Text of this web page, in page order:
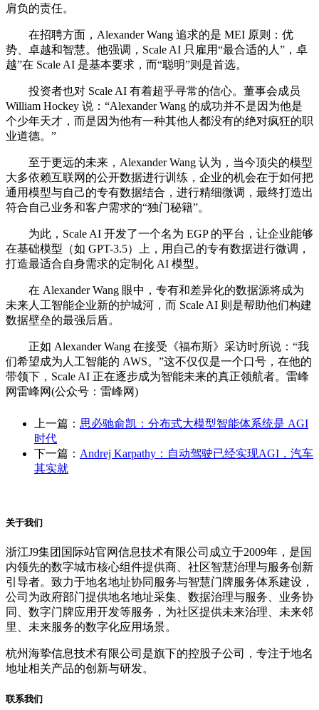
肩负的责任。
在招聘方面，Alexander Wang 追求的是 MEI 原则：优
势、卓越和智慧。他强调，Scale AI 只雇用“最合适的人”，卓
越”在 Scale AI 是基本要求，而“聪明”则是首选。
投资者也对 Scale AI 有着超乎寻常的信心。董事会成员
William Hockey 说：“Alexander Wang 的成功并不是因为他是
个少年天才，而是因为他有一种其他人都没有的绝对疯狂的职
业道德。”
至于更远的未来，Alexander Wang 认为，当今顶尖的模型
大多依赖互联网的公开数据进行训练，企业的机会在于如何把
通用模型与自己的专有数据结合，进行精细微调，最终打造出
符合自己业务和客户需求的“独门秘籍”。
为此，Scale AI 开发了一个名为 EGP 的平台，让企业能够
在基础模型（如 GPT-3.5）上，用自己的专有数据进行微调，
打造最适合自身需求的定制化 AI 模型。
在 Alexander Wang 眼中，专有和差异化的数据源将成为
未来人工智能企业新的护城河，而 Scale AI 则是帮助他们构建
数据壁垒的最强后盾。
正如 Alexander Wang 在接受《福布斯》采访时所说：“我
们希望成为人工智能的 AWS。”这不仅仅是一个口号，在他的
带领下，Scale AI 正在逐步成为智能未来的真正领航者。雷峰
网雷峰网(公众号：雷峰网)
上一篇： 思必驰俞凯：分布式大模型智能体系统是 AGI
时代
下一篇： Andrej Karpathy：自动驾驶已经实现AGI，汽车
其实就
关于我们
浙江J9集团国际站官网信息技术有限公司成立于2009年，是国
内领先的数字城市核心组件提供商、社区智慧治理与服务创新
引导者。致力于地名地址协同服务与智慧门牌服务体系建设，
公司为政府部门提供地名地址采集、数据治理与服务、业务协
同、数字门牌应用开发等服务，为社区提供未来治理、未来邻
里、未来服务的数字化应用场景。
杭州海挚信息技术有限公司是旗下的控股子公司，专注于地名
地址相关产品的创新与研发。
联系我们